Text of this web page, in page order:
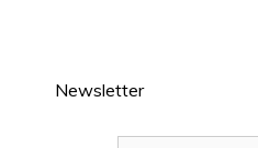
Newsletter